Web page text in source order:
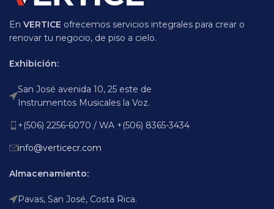
En VERTICE ofrecemos servicios integrales para crear o
renovar tu negocio, de piso a cielo.
Exhibición:
San José avenida 10, 25 este de
Instrumentos Musicales la Voz.
+(506) 2256-6070 / WA +(506) 8365-3434
info@verticecr.com
Almacenamiento:
Pavas, San José, Costa Rica.